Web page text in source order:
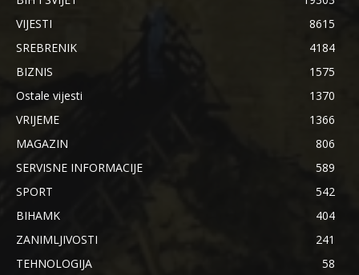
VIJESTI
8615
SREBRENIK
4184
BIZNIS
1575
Ostale vijesti
1370
VRIJEME
1366
MAGAZIN
806
SERVISNE INFORMACIJE
589
SPORT
542
BIHAMK
404
ZANIMLJIVOSTI
241
TEHNOLOGIJA
58